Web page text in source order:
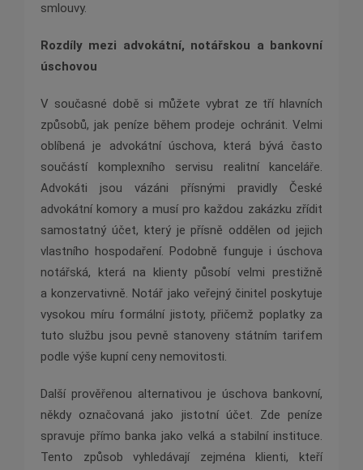
smlouvy.
Rozdíly mezi advokátní, notářskou a bankovní
úschovou
V současné době si můžete vybrat ze tří hlavních
způsobů, jak peníze během prodeje ochránit. Velmi
oblíbená je advokátní úschova, která bývá často
součástí komplexního servisu realitní kanceláře.
Advokáti jsou vázáni přísnými pravidly České
advokátní komory a musí pro každou zakázku zřídit
samostatný účet, který je přísně oddělen od jejich
vlastního hospodaření. Podobně funguje i úschova
notářská, která na klienty působí velmi prestižně
a konzervativně. Notář jako veřejný činitel poskytuje
vysokou míru formální jistoty, přičemž poplatky za
tuto službu jsou pevně stanoveny státním tarifem
podle výše kupní ceny nemovitosti.
Další prověřenou alternativou je úschova bankovní,
někdy označovaná jako jistotní účet. Zde peníze
spravuje přímo banka jako velká a stabilní instituce.
Tento způsob vyhledávají zejména klienti, kteří